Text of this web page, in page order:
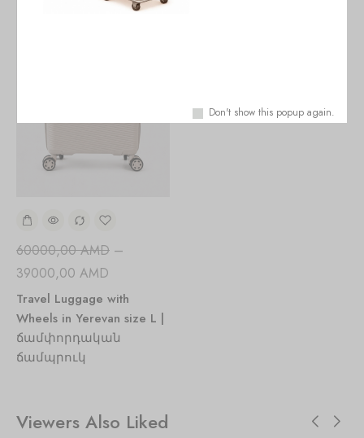
Don't show this popup again.
60000,00AMD –
39000,00 AMD
Travel Luggage with
Wheels in Yerevan size L |
ճամփորդական
ճամպրուկ
Viewers Also Liked